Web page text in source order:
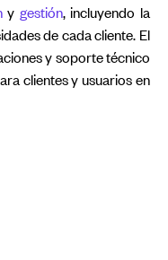
y gestión, incluyendo la
de cada cliente. El
y soporte técnico
clientes y usuarios en